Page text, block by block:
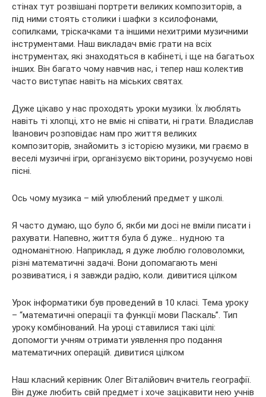
стінах тут розвішані портрети великих композиторів, а
під ними стоять столики і шафки з ксилофонами,
сопилками, тріскачками та іншими нехитрими музичними
інструментами. Наш викладач вміє грати на всіх
інструментах, які знаходяться в кабінеті, і ще на багатьох
інших. Він багато чому навчив нас, і тепер наш колектив
часто виступає навіть на міських святах.
Дуже цікаво у нас проходять уроки музики. Їх люблять
навіть ті хлопці, хто не вміє ні співати, ні грати. Владислав
Іванович розповідає нам про життя великих
композиторів, знайомить з історією музики, ми граємо в
веселі музичні ігри, організуємо вікторини, розучуємо нові
пісні.
Ось чому музика – мій улюблений предмет у школі.
Я часто думаю, що було б, якби ми досі не вміли писати і
рахувати. Напевно, життя була б дуже… нудною та
одноманітною. Наприклад, я дуже люблю головоломки,
різні математичні задачі. Вони допомагають мені
розвиватися, і я завжди радію, коли. дивитися цілком
Урок інформатики був проведений в 10 класі. Тема уроку
– “математичні операції та функції мови Паскаль”. Тип
уроку комбінований. На уроці ставилися такі цілі:
допомогти учням отримати уявлення про подання
математичних операцій. дивитися цілком
Наш класний керівник Олег Віталійович вчитель географії.
Він дуже любить свій предмет і хоче зацікавити нею учнів